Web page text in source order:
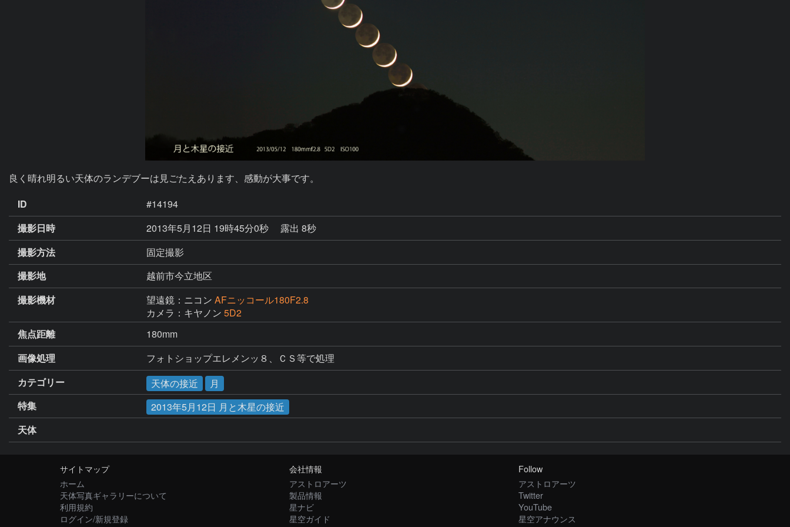
良く晴れ明るい天体のランデブーは見ごたえあります、感動が大事です。
ID
#14194
撮影日時
2013年5月12日 19時45分0秒
露出 8秒
撮影方法
固定撮影
撮影地
越前市今立地区
撮影機材
望遠鏡：ニコン AFニッコール180F2.8
カメラ：キヤノン 5D2
焦点距離
180mm
画像処理
フォトショップエレメンッ８、ＣＳ等で処理
カテゴリー
天体の接近
月
特集
2013年5月12日 月と木星の接近
天体
サイトマップ
ホーム
天体写真ギャラリーについて
利用規約
ログイン/新規登録
会社情報
アストロアーツ
製品情報
星ナビ
星空ガイド
Follow
アストロアーツ
Twitter
YouTube
星空アナウンス